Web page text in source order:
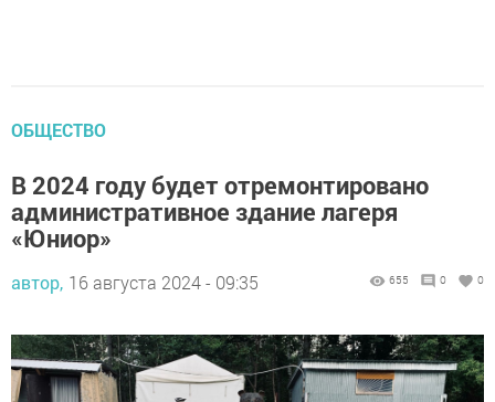
ОБЩЕСТВО
В 2024 году будет отремонтировано
административное здание лагеря
«Юниор»
автор, 16 августа 2024 - 09:35 655 0 0